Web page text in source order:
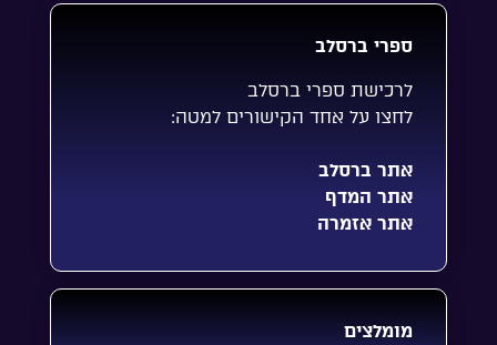
ספרי ברסלב
לרכישת ספרי ברסלב
לחצו על אחד הקישורים למטה:
אתר ברסלב
אתר המדף
אתר אזמרה
מומלצים